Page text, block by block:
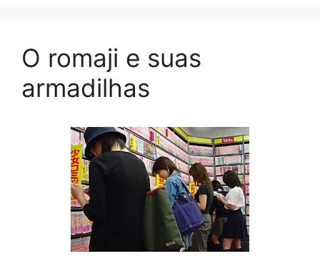
O romaji e suas
armadilhas